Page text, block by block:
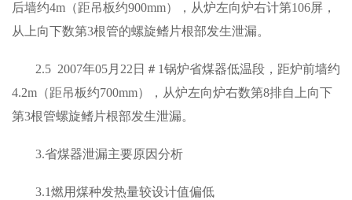
后墙约4m（距吊板约900mm），从炉左向炉右计第106屏，
从上向下数第3根管的螺旋鳍片根部发生泄漏。
2.5 2007年05月22日＃1锅炉省煤器低温段，距炉前墙约
4.2m（距吊板约700mm），从炉左向炉右数第8排自上向下
第3根管螺旋鳍片根部发生泄漏。
3.省煤器泄漏主要原因分析
3.1燃用煤种发热量较设计值偏低